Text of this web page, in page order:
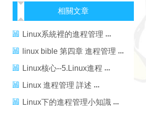
相關文章
Linux系統裡的進程管理
linux bible 第四章 進程管理
Linux核心--5.Linux進程
Linux 進程管理 詳述
Linux下的進程管理小知識